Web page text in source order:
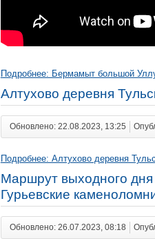
Подробнее: Бермамыт большой
Алтухово деревня
Обновлено: 22.08.2023, 13:25
Подробнее: Алтухово деревня
Маршрут выходного
Гурьевские
Обновлено: 26.07.2023, 08:18